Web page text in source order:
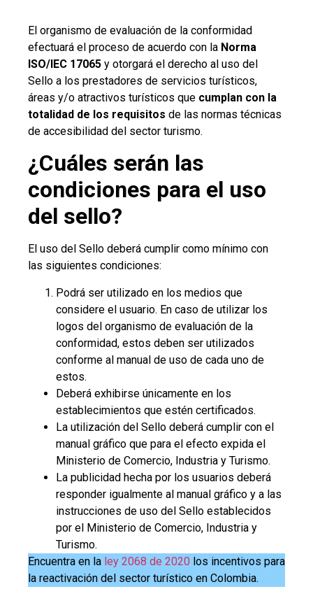
El organismo de evaluación de la conformidad
efectuará el proceso de acuerdo con la Norma
ISO/IEC 17065 y otorgará el derecho al uso del
Sello a los prestadores de servicios turísticos,
áreas y/o atractivos turísticos que cumplan con la
totalidad de los requisitos de las normas técnicas
de accesibilidad del sector turismo.
¿Cuáles serán las
condiciones para el uso
del sello?
El uso del Sello deberá cumplir como mínimo con
las siguientes condiciones:
Podrá ser utilizado en los medios que
considere el usuario. En caso de utilizar los
logos del organismo de evaluación de la
conformidad, estos deben ser utilizados
conforme al manual de uso de cada uno de
estos.
Deberá exhibirse únicamente en los
establecimientos que estén certificados.
La utilización del Sello deberá cumplir con el
manual gráfico que para el efecto expida el
Ministerio de Comercio, Industria y Turismo.
La publicidad hecha por los usuarios deberá
responder igualmente al manual gráfico y a las
instrucciones de uso del Sello establecidos
por el Ministerio de Comercio, Industria y
Turismo.
Encuentra en la ley 2068 de 2020 los incentivos para
la reactivación del sector turístico en Colombia.